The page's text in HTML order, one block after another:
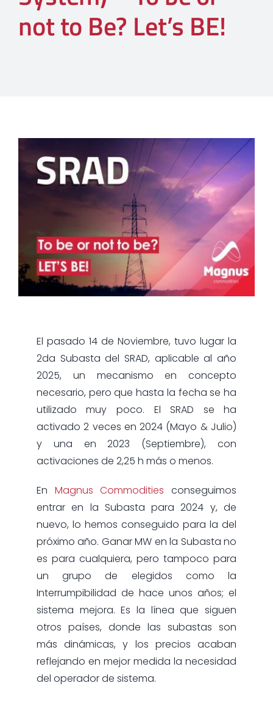
not to Be? Let’s BE!
El pasado 14 de Noviembre, tuvo lugar la
2da Subasta del SRAD, aplicable al año
2025, un mecanismo en concepto
necesario, pero que hasta la fecha se ha
utilizado muy poco. El SRAD se ha
activado 2 veces en 2024 (Mayo & Julio)
y una en 2023 (Septiembre), con
activaciones de 2,25 h más o menos.
En Magnus Commodities conseguimos
entrar en la Subasta para 2024 y, de
nuevo, lo hemos conseguido para la del
próximo año. Ganar MW en la Subasta no
es para cualquiera, pero tampoco para
un grupo de elegidos como la
Interrumpibilidad de hace unos años; el
sistema mejora. Es la línea que siguen
otros países, donde las subastas son
más dinámicas, y los precios acaban
reflejando en mejor medida la necesidad
del operador de sistema.